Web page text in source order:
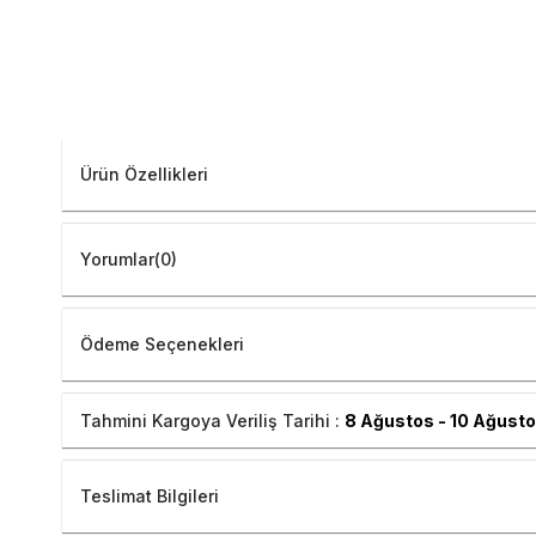
Ürün Özellikleri
Yorumlar(0)
Ödeme Seçenekleri
Tahmini Kargoya Veriliş Tarihi : 8 Ağustos - 10
Teslimat Bilgileri